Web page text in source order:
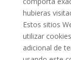
hubieras
Estos sitios
utilizar
adicional de